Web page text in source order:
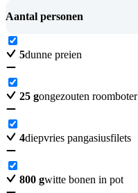
Aantal personen
5dunne preien
25 gongezouten roomboter
4diepvries pangasiusfilets
800 gwitte bonen in pot